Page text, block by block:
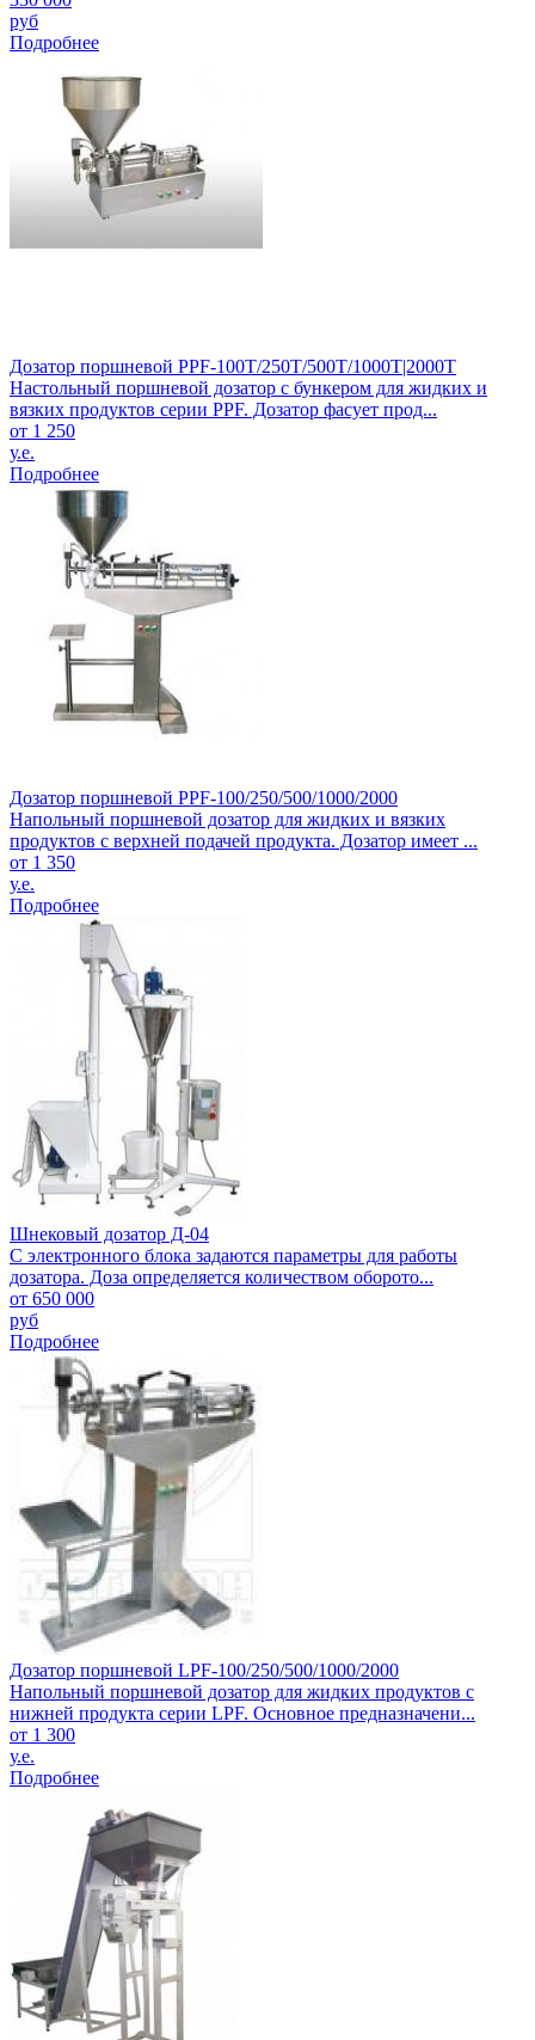
руб
Подробнее
Дозатор поршневой PPF-100Т/250T/500Т/1000Т|2000T
Настольный поршневой дозатор с бункером для жидких и
вязких продуктов серии PPF. Дозатор фасует прод...
от 1 250
у.е.
Подробнее
Дозатор поршневой PPF-100/250/500/1000/2000
Напольный поршневой дозатор для жидких и вязких
продуктов с верхней подачей продукта. Дозатор имеет ...
от 1 350
у.е.
Подробнее
Шнековый дозатор Д-04
С электронного блока задаются параметры для работы
дозатора. Доза определяется количеством оборото...
от 650 000
руб
Подробнее
Дозатор поршневой LPF-100/250/500/1000/2000
Напольный поршневой дозатор для жидких продуктов с
нижней продукта серии LPF. Основное предназначени...
от 1 300
у.е.
Подробнее